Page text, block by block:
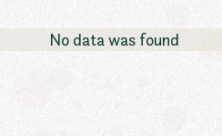
No data was found